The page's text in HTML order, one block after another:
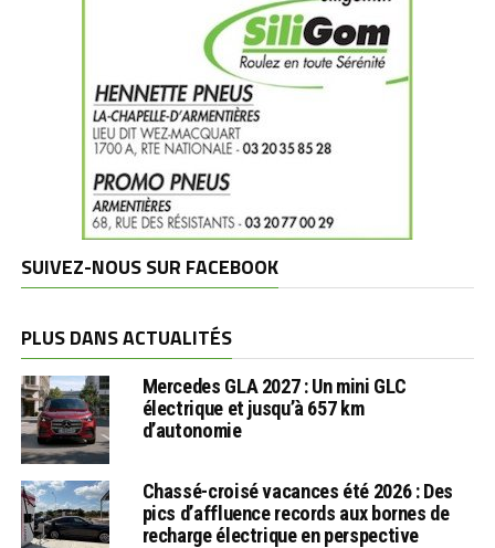
SUIVEZ-NOUS SUR FACEBOOK
PLUS DANS ACTUALITÉS
Mercedes GLA 2027 : Un mini GLC
électrique et jusqu’à 657 km
d’autonomie
Chassé-croisé vacances été 2026 : Des
pics d’affluence records aux bornes de
recharge électrique en perspective